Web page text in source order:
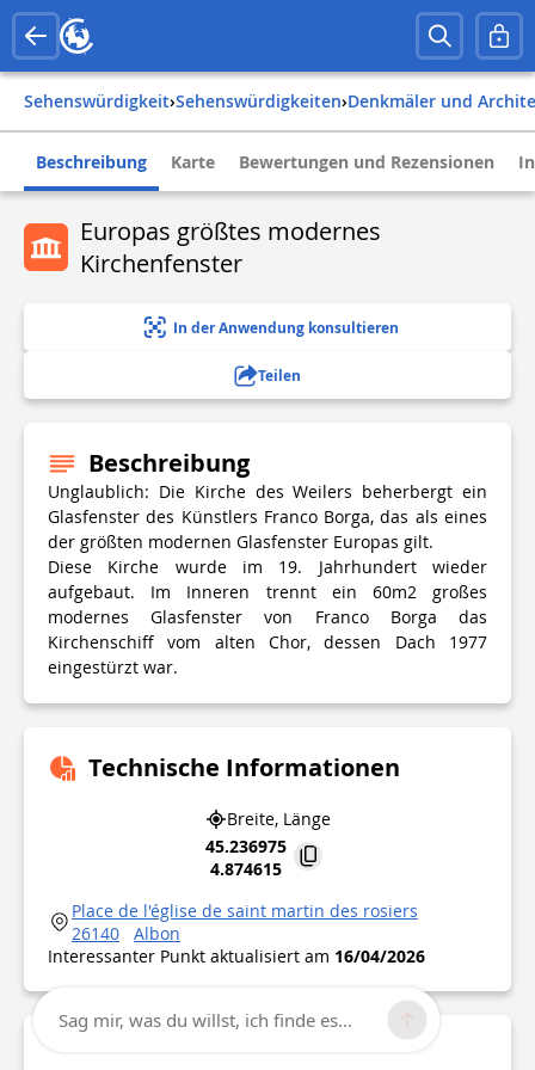
Sehenswürdigkeit› Sehenswürdigkeiten› Denkmäler und
Beschreibung Karte Bewertungen und Rezensionen
Europas größtes modernes
Kirchenfenster
In der Anwendung konsultieren
Teilen
Beschreibung
Unglaublich: Die Kirche des Weilers beherbergt ein
Glasfenster des Künstlers Franco Borga, das als eines
der größten modernen Glasfenster Europas gilt.
Diese Kirche wurde im 19. Jahrhundert wieder
aufgebaut. Im Inneren trennt ein 60m2 großes
modernes Glasfenster von Franco Borga das
Kirchenschiff vom alten Chor, dessen Dach 1977
eingestürzt war.
Technische Informationen
Breite, Länge
45.236975
4.874615
Place de l'église de saint martin des rosiers
26140
Albon
Interessanter Punkt aktualisiert am 16/04/2026
Sag mir, was du willst, ich finde es...